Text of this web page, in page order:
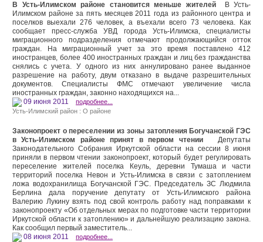
В Усть-Илимском районе становится меньше жителейВ Усть-
Илимском районе за пять месяцев 2011 года из районного центра и
поселков выехали 276 человек, а въехали всего 73 человека. Как
сообщает пресс-служба УВД города Усть-Илимска, специалисты
миграционного подразделения отмечают продолжающийся отток
граждан. На миграционный учет за это время поставлено 412
иностранцев, более 400 иностранных граждан и лиц без гражданства
снялись с учета. У одного из них аннулировано ранее выданное
разрешение на работу, двум отказано в выдаче разрешительных
документов. Специалисты ФМС отмечают увеличение числа
иностранных граждан, законно находящихся на...
09 июня 2011 подробнее...
Усть-Илимский район : О районе
Законопроект о переселении из зоны затопления Богучанской ГЭС
в Усть-Илимском районе принят в первом чтении
Депутаты
Законодательного Собрания Иркутской области на сессии 8 июня
приняли в первом чтении законопроект, который будет регулировать
переселение жителей поселка Кеуль, деревни Тумаша и части
территорий поселка Невон и Усть-Илимска в связи с затоплением
ложа водохранилища Богучанской ГЭС. Председатель ЗС Людмила
Берлина дала поручение депутату от Усть-Илимского района
Валерию Лукину взять под свой контроль работу над поправками к
законопроекту «Об отдельных мерах по подготовке части территории
Иркутской области к затоплению» и дальнейшую реализацию закона.
Как сообщил первый заместитель...
08 июня 2011 подробнее...